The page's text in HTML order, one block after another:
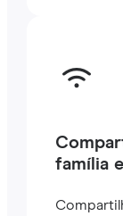
família